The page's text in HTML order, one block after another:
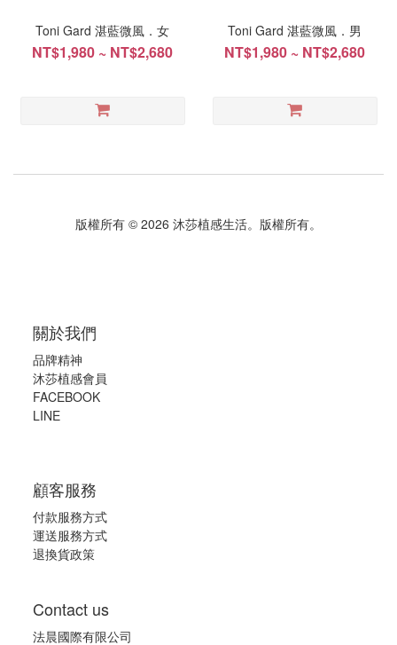
Toni Gard 湛藍微風．女
NT$1,980 ~ NT$2,680
Toni Gard 湛藍微風．男
NT$1,980 ~ NT$2,680
版權所有 © 2026 沐莎植感生活。版權所有。
關於我們
品牌精神
沐莎植感會員
FACEBOOK
LINE
顧客服務
付款服務方式
運送服務方式
退換貨政策
Contact us
法晨國際有限公司